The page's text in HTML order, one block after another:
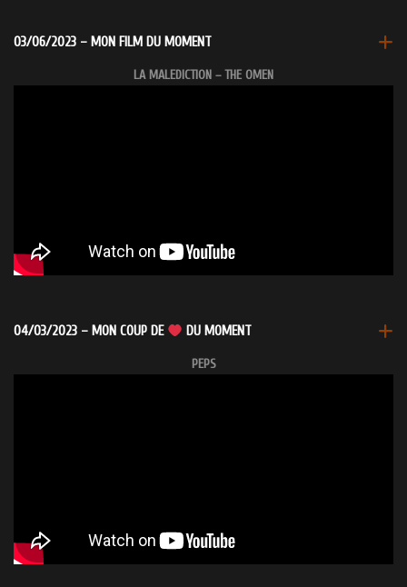
03/06/2023 – MON FILM DU MOMENT
LA MALEDICTION – THE OMEN
04/03/2023 – MON COUP DE DU MOMENT
PEPS